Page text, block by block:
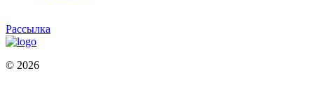
Рассылка
© 2026